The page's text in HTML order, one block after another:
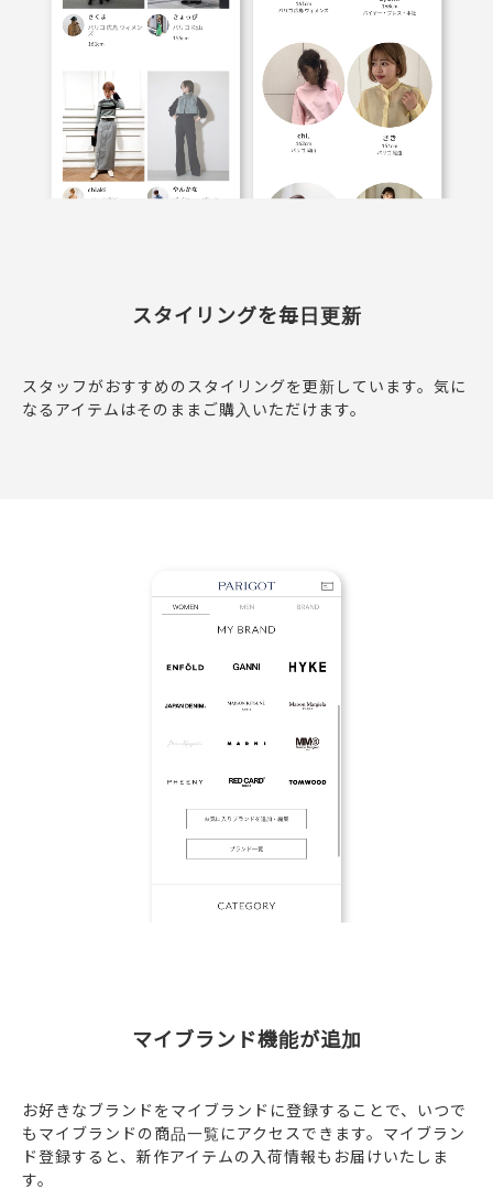
スタイリングを毎日更新
スタッフがおすすめのスタイリングを更新しています。気に
なるアイテムはそのままご購入いただけます。
マイブランド機能が追加
お好きなブランドをマイブランドに登録することで、いつで
もマイブランドの商品一覧にアクセスできます。マイブラン
ド登録すると、新作アイテムの入荷情報もお届けいたしま
す。